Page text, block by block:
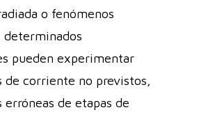
o fenómenos
pueden experimentar
de corriente no previstos,
de etapas de